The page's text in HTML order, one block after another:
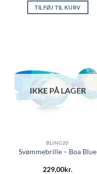
TILFØJ TIL KURV
IKKE PÅ LAGER
BLING20
Svømmebrille – Boa Blue
229,00kr.